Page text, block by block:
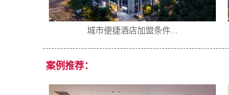
城市便捷酒店加盟条件...
案例推荐：